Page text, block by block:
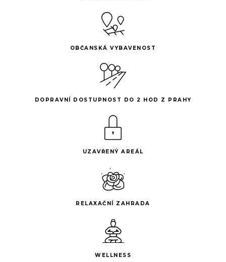
OBČANSKÁ VYBAVENOST
DOPRAVNÍ DOSTUPNOST DO 2 HOD Z PRAHY
UZAVŘENÝ AREÁL
RELAXAČNÍ ZAHRADA
WELLNESS